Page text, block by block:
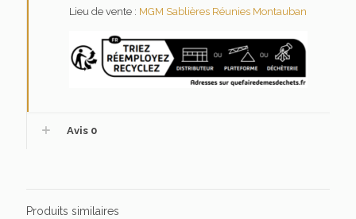
Lieu de vente : MGM Sablières Réunies Montauban
Avis 0
Produits similaires